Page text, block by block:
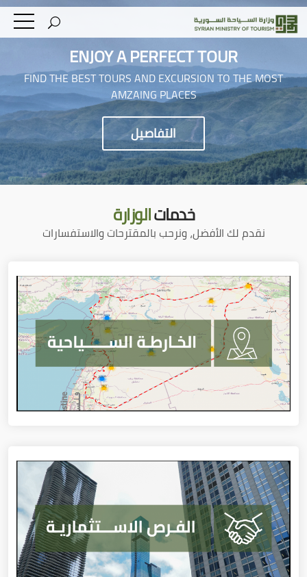
ENJOY A PERFECT TOUR
FIND THE BEST TOURS AND EXCURSION TO THE MOST
AMZAING PLACES
التفاصيل
خدماتالوزارة
نقدم لك الأفضل، ونرحب بالمقترحات والاستفسارات